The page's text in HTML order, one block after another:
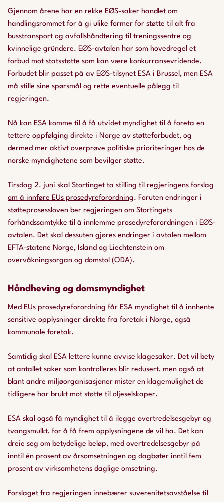
Gjennom årene har en rekke EØS-saker handlet om
handlingsrommet for å gi ulike former for støtte til alt fra
busstransport og avfallshåndtering til treningssentre og
kvinnelige gründere. EØS-avtalen har som hovedregel et
forbud mot statsstøtte som kan være konkurransevridende.
Forbudet blir passet på av EØS-tilsynet ESA i Brussel, men ESA
må stille sine spørsmål og rette eventuelle pålegg til
regjeringen.
Nå kan ESA komme til å få utvidet myndighet til å foreta en
tettere oppfølging direkte i Norge av støtteforbudet, og
dermed mer aktivt overprøve politiske prioriteringer hos de
norske myndighetene som bevilger støtte.
Tirsdag 2. juni skal Stortinget ta stilling til regjeringens forslag
om å innføre EUs prosedyreforordning. Foruten endringer i
støtteprosessloven ber regjeringen om Stortingets
forhåndssamtykke til å innlemme prosedyreforordningen i EØS-
avtalen. Det skal dessuten gjøres endringer i avtalen mellom
EFTA-statene Norge, Island og Liechtenstein om
overvåkningsorgan og domstol (ODA).
Håndheving og domsmyndighet
Med EUs prosedyreforordning får ESA myndighet til å innhente
sensitive opplysninger direkte fra foretak i Norge, også
kommunale foretak.
Samtidig skal ESA lettere kunne avvise klagesaker. Det vil bety
at antallet saker som kontrolleres blir redusert, men også at
blant andre miljøorganisasjoner mister en klagemulighet de
tidligere har brukt mot støtte til oljeselskaper.
ESA skal også få myndighet til å ilegge overtredelsesgebyr og
tvangsmulkt, for å få frem opplysningene de vil ha. Det kan
dreie seg om betydelige beløp, med overtredelsesgebyr på
inntil én prosent av årsomsetningen og dagbøter inntil fem
prosent av virksomhetens daglige omsetning.
Forslaget fra regjeringen innebærer suverenitetsavståelse til